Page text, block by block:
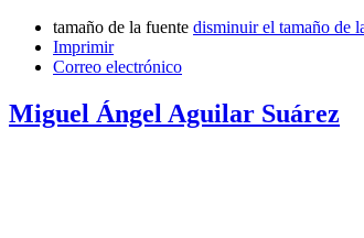
tamaño de la fuente disminuir el tamaño de
Imprimir
Correo electrónico
Miguel Ángel Aguilar Suárez